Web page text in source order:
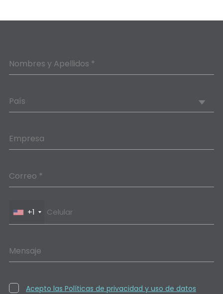
Nombres y Apellidos *
País
Empresa
Correo *
+1
Mensaje
Acepto las Políticas de privacidad y uso de datos